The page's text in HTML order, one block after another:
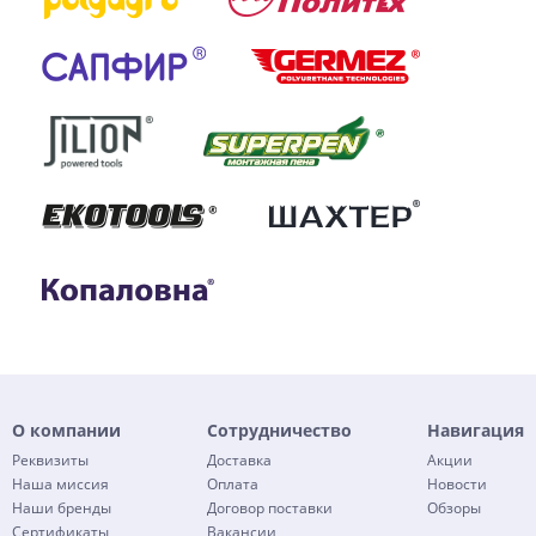
О компании
Реквизиты
Наша миссия
Наши бренды
Сертификаты
Сотрудничество
Доставка
Оплата
Договор поставки
Вакансии
Навигация
Акции
Новости
Обзоры